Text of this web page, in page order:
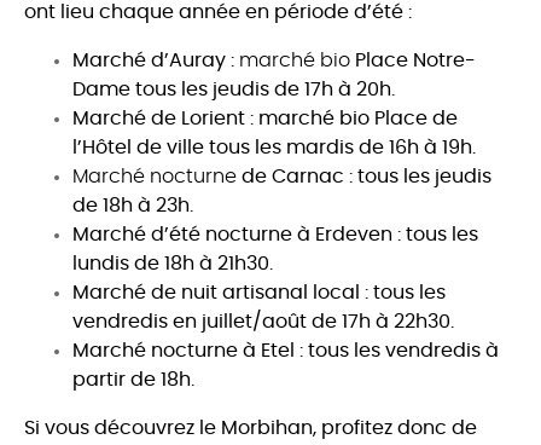
ont lieu chaque année en période d’été :
Marché d’Auray : marché bio Place Notre-
Dame tous les jeudis de 17h à 20h.
Marché de Lorient : marché bio Place de
l’Hôtel de ville tous les mardis de 16h à 19h.
Marché nocturne de Carnac : tous les jeudis
de 18h à 23h.
Marché d’été nocturne à Erdeven : tous les
lundis de 18h à 21h30.
Marché de nuit artisanal local : tous les
vendredis en juillet/août de 17h à 22h30.
Marché nocturne à Etel : tous les vendredis à
partir de 18h.
Si vous découvrez le Morbihan, profitez donc de